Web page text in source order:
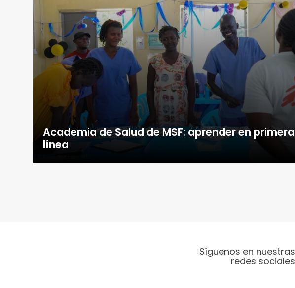
Academia de Salud de MSF: aprender en primera
línea
Síguenos en nuestras
redes sociales